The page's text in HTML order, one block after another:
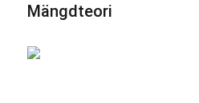
Mängdteori